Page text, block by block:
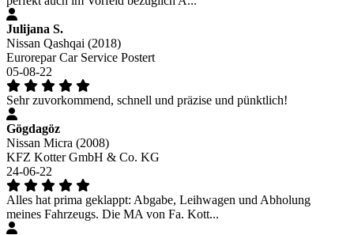
Julijana S.
Nissan Qashqai (2018)
Eurorepar Car Service Postert
05-08-22
Sehr zuvorkommend, schnell und präzise und pünktlich!
Gögdagöz
Nissan Micra (2008)
KFZ Kotter GmbH & Co. KG
24-06-22
Alles hat prima geklappt: Abgabe, Leihwagen und Abholung
meines Fahrzeugs. Die MA von Fa. Kott...